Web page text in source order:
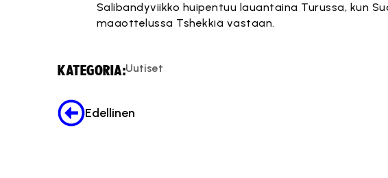
Salibandyviikko huipentuu lauantaina Turussa, kun
maaottelussa Tshekkiä vastaan.
KATEGORIA:Uutiset
Edellinen